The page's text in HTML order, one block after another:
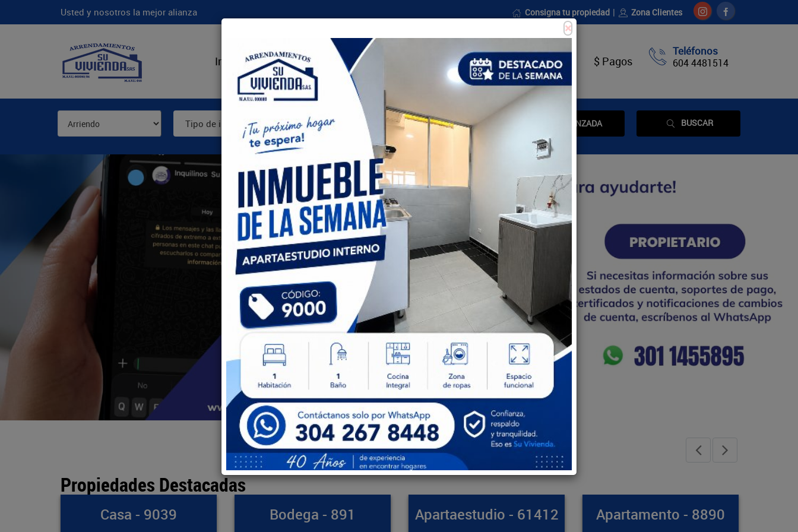
Usted y nosotros la mejor alianza Consigna tu propiedad Zona Clientes
Teléfonos
604 4481514
Inicio Nosotros Ventas Noticias Contáctenos $ Pagos
Tipo de inmueble Todas las ciudades AVANZADA BUSCAR
×
Propiedades Destacadas
Bodega - 891 Apartaestudio - 61412 Apartamento - 8890 Casa - 8971